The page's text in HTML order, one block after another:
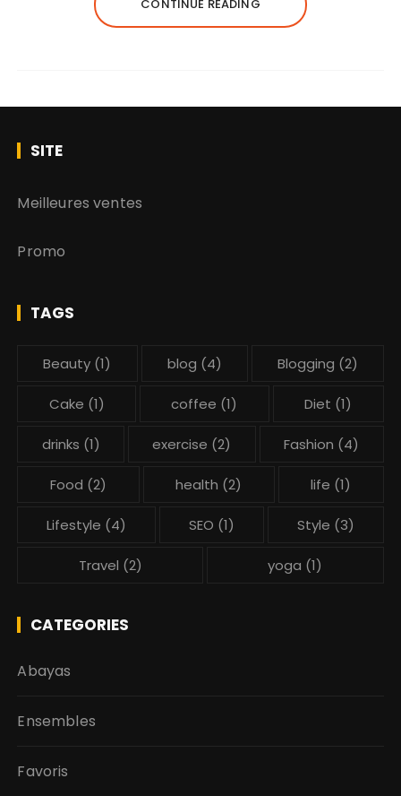
CONTINUE READING
SITE
Meilleures ventes
Promo
TAGS
Beauty (1) blog (4) Blogging (2)
Cake (1) coffee (1) Diet (1)
drinks (1) exercise (2) Fashion (4)
Food (2) health (2) life (1)
Lifestyle (4) SEO (1) Style (3)
Travel (2) yoga (1)
CATEGORIES
Abayas
Ensembles
Favoris